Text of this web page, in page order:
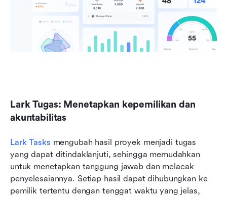
Lark Tugas: Menetapkan kepemilikan dan
akuntabilitas
Lark Tasks mengubah hasil proyek menjadi tugas
yang dapat ditindaklanjuti, sehingga memudahkan
untuk menetapkan tanggung jawab dan melacak
penyelesaiannya. Setiap hasil dapat dihubungkan ke
pemilik tertentu dengan tenggat waktu yang jelas,